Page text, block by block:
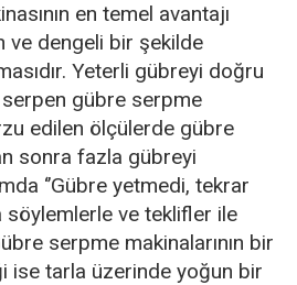
en temel avantajı
ve dengeli bir şekilde
Yeterli gübreyi doğru
gübre serpme
edilen ölçülerde gübre
sonra fazla gübreyi
‘’Gübre yetmedi, tekrar
söylemlerle ve teklifler ile
serpme makinalarının bir
ise tarla üzerinde yoğun bir